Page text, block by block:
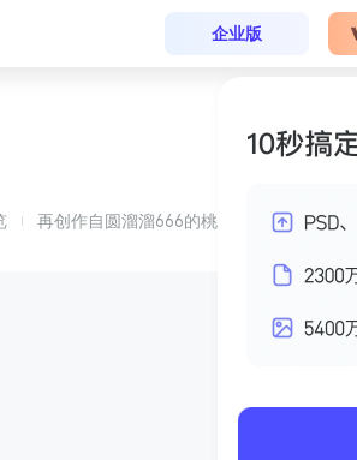
企业版
再创作自圆溜溜666的桃花院子副本